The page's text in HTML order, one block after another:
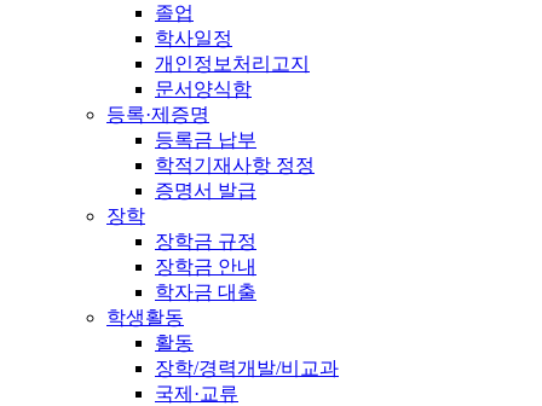
졸업
학사일정
개인정보처리고지
문서양식함
등록·제증명
등록금 납부
학적기재사항 정정
증명서 발급
장학
장학금 규정
장학금 안내
학자금 대출
학생활동
활동
장학/경력개발/비교과
국제·교류